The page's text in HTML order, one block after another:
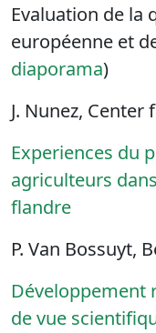
Evaluation de la
européenne et
diaporama)
J. Nunez,
Experiences du
agriculteurs
flandre
P. Van Bossuyt,
Développement
de vue